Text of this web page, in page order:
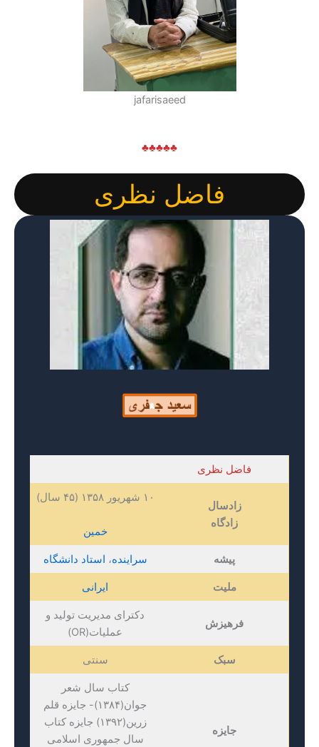
jafarisaeed
♣♣♣♣♣
فاضل نظری
فاضل نظری
زادسال
زادگاه
۱۰ شهریور ۱۳۵۸ ‏(۴۵ سال)
خمین
پیشه سراینده، استاد دانشگاه
ملیت ایرانی
فرهیزش
دکترای مدیریت تولید و
عملیات(OR)
سبک سنتی
جایزه
کتاب سال شعر
جوان(۱۳۸۴)- جایزه قلم
زرین(۱۳۹۲) جایزه کتاب
سال جمهوری اسلامی